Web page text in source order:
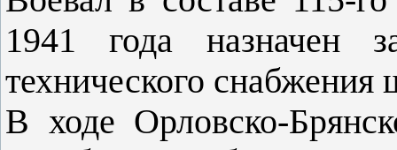
1941 года назначен
технического
В ходе Орловско-